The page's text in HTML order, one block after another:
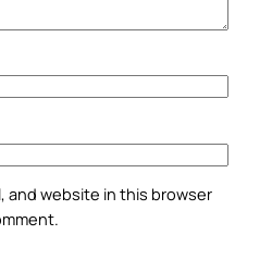
and website in this browser